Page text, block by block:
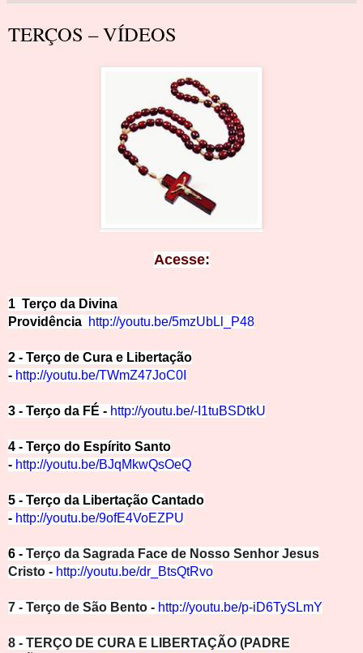
TERÇOS – VÍDEOS
Acesse:
1 Terço da Divina
Providência http://youtu.be/5mzUbLl_P48
2 - Terço de Cura e Libertação
- http://youtu.be/TWmZ47JoC0I
3 - Terço da FÉ - http://youtu.be/-I1tuBSDtkU
4 - Terço do Espírito Santo
- http://youtu.be/BJqMkwQsOeQ
5 - Terço da Libertação Cantado
- http://youtu.be/9ofE4VoEZPU
6 - Terço da Sagrada Face de Nosso Senhor Jesus
Cristo - http://youtu.be/dr_BtsQtRvo
7 - Terço de São Bento - http://youtu.be/p-iD6TySLmY
8 - TERÇO DE CURA E LIBERTAÇÃO (PADRE